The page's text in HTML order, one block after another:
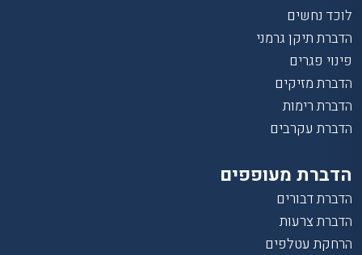
לוכד נחשים
הדברת תיקן גרמני
פינוי פגרים
הדברת מזיקים
הדברת רימות
הדברת עקרבים
הדברת מעופפים
הדברת דבורים
הדברת צרעות
הרחקת עטלפים